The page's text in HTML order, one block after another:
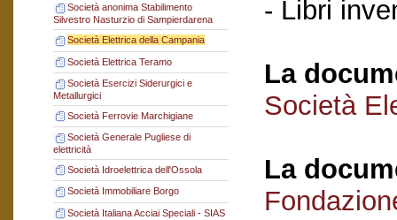
Società anonima Stabilimento
Silvestro Nasturzio di Sampierdarena
Società Elettrica della Campania
Società Elettrica Teramo
Società Esercizi Siderurgici e
Metallurgici
Società Ferrovie Marchigiane
Società Generale Pugliese di
elettricità
Società Idroelettrica dell'Ossola
Società Immobiliare Borgo
Società Italiana Acciai Speciali - SIAS
- Libri
La
Società
La